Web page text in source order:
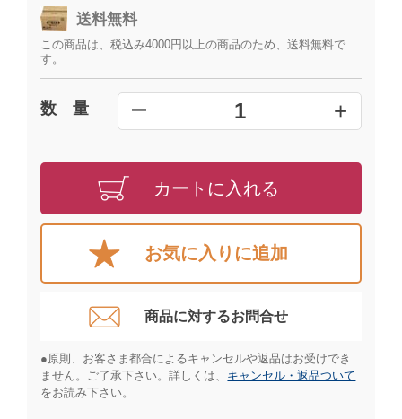
送料無料
この商品は、税込み4000円以上の商品のため、送料無料で
す。
数 量 ━ 1 +
カートに入れる
お気に入りに追加
商品に対するお問合せ​
●原則、お客さま都合によるキャンセルや返品はお受けでき
ません。ご了承下さい。詳しくは、 キャンセル・返品ついて
をお読み下さい。​